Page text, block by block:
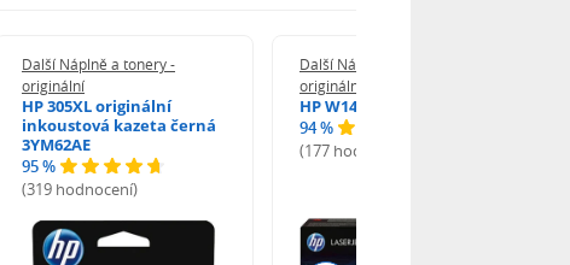
Další Náplně a tonery -
originální
HP 305XL originální
inkoustová kazeta černá
3YM62AE
95 %
(319 hodnocení)
Další Náplně a tonery -
originální
HP W1420A - originální
94 %
(177 hodnocení)